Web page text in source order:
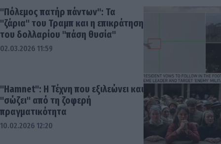
"Πόλεμος πατήρ πάντων": Τα
"ζάρια" του Τραμπ και η επικράτηση
του δολλαρίου "πάση θυσία"
02.03.2026 11:59
"Hamnet": Η Τέχνη που εξιλεώνει και
"σώζει" από τη ζοφερή
πραγματικότητα
10.02.2026 12:20